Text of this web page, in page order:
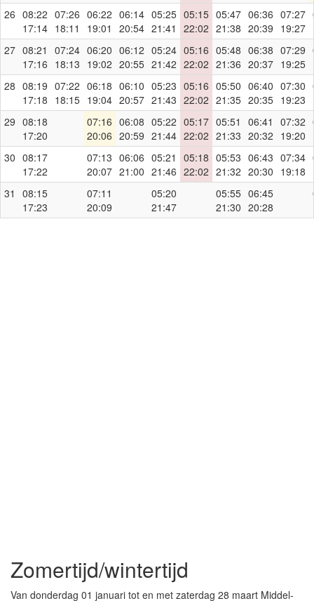
26 08:22
17:14
07:26
18:11
06:22
19:01
06:14
20:54
05:25
21:41
05:15
22:02
05:47
21:38
06:36
20:39
07:27
19:27
27 08:21
17:16
07:24
18:13
06:20
19:02
06:12
20:55
05:24
21:42
05:16
22:02
05:48
21:36
06:38
20:37
07:29
19:25
28 08:19
17:18
07:22
18:15
06:18
19:04
06:10
20:57
05:23
21:43
05:16
22:02
05:50
21:35
06:40
20:35
07:30
19:23
29 08:18
17:20
07:16
20:06
06:08
20:59
05:22
21:44
05:17
22:02
05:51
21:33
06:41
20:32
07:32
19:20
30 08:17
17:22
07:13
20:07
06:06
21:00
05:21
21:46
05:18
22:02
05:53
21:32
06:43
20:30
07:34
19:18
31
08:15
17:23
07:11
20:09
05:20
21:47
05:55
21:30
06:45
20:28
Zomertijd/wintertijd
Van donderdag 01 januari tot en met zaterdag 28 maart Middel-